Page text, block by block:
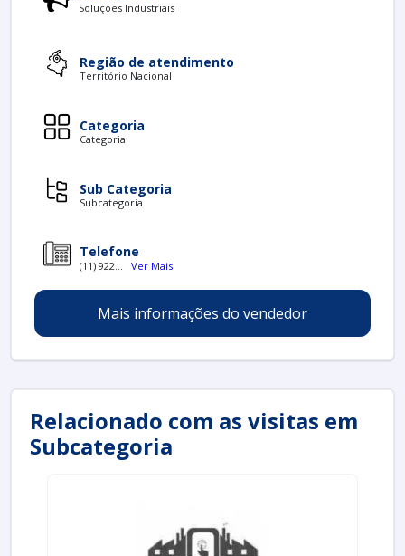
Soluções Industriais
Região de atendimento
Território Nacional
Categoria
Categoria
Sub Categoria
Subcategoria
Telefone
(11) 922... Ver Mais
Mais informações do vendedor
Relacionado com as visitas em
Subcategoria